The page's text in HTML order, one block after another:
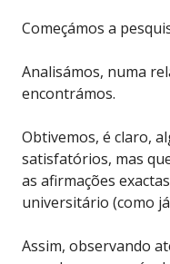
Começámos a
Analisámos, numa
encontrámos.
Obtivemos, é claro,
satisfatórios, mas
as afirmações
universitário (como
Assim, observando